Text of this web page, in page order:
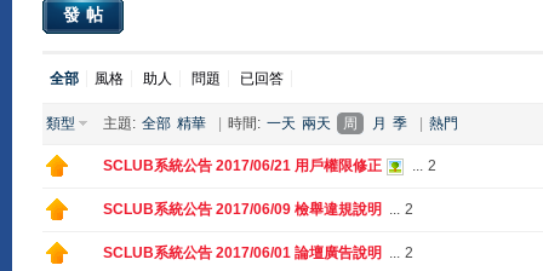
發帖
全部 風格 助人 問題 已回答
類型 主題: 全部 精華 時間: 一天 兩天 周 月 季 熱門
SCLUB系統公告 2017/06/21 用戶權限修正 ... 2
SCLUB系統公告 2017/06/09 檢舉違規說明 ... 2
SCLUB系統公告 2017/06/01 論壇廣告說明 ... 2